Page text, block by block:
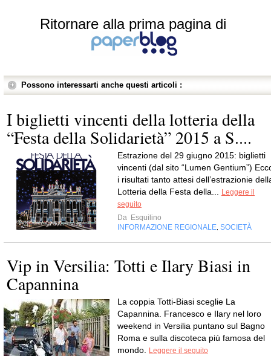
Ritornare alla prima pagina di
Possono interessarti anche questi articoli :
I biglietti vincenti della lotteria della
“Festa della Solidarietà” 2015 a S....
Estrazione del 29 giugno 2015: biglietti
vincenti (dal sito “Lumen Gentium”)
i risultati tanto attesi dell’estrazionie
Lotteria della Festa della... Leggere il
seguito
Da Esquilino
INFORMAZIONE REGIONALE, SOCIETÀ
Vip in Versilia: Totti e Ilary Biasi in
Capannina
La coppia Totti-Biasi sceglie La
Capannina. Francesco e Ilary nel loro
weekend in Versilia puntano sul Bagno
Roma e sulla discoteca più famosa del
mondo. Leggere il seguito